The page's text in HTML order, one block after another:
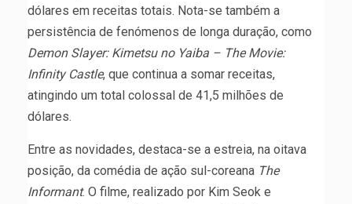
dólares em receitas totais. Nota-se também a
persistência de fenómenos de longa duração, como
Demon Slayer: Kimetsu no Yaiba – The Movie:
Infinity Castle, que continua a somar receitas,
atingindo um total colossal de 41,5 milhões de
dólares.
Entre as novidades, destaca-se a estreia, na oitava
posição, da comédia de ação sul-coreana The
Informant. O filme, realizado por Kim Seok e